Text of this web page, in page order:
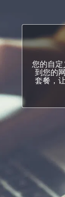
您的自
到您的
套餐，